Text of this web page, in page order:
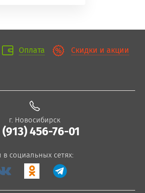
Оплата Скидки и акции
г. Новосибирск
(913) 456-76-01
социальных сетях: